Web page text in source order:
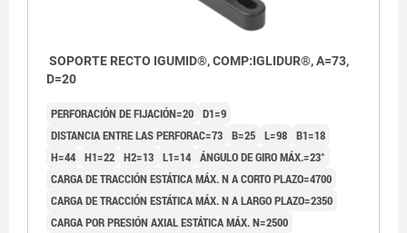
SOPORTE RECTO IGUMID®, COMP:IGLIDUR®, A=73,
D=20
PERFORACIÓN DE FIJACIÓN=20 D1=9
DISTANCIA ENTRE LAS PERFORAC=73 B=25 L=98 B1=18
H=44 H1=22 H2=13 L1=14 ÁNGULO DE GIRO MÁX.=23°
CARGA DE TRACCIÓN ESTÁTICA MÁX. N A CORTO PLAZO=4700
CARGA DE TRACCIÓN ESTÁTICA MÁX. N A LARGO PLAZO=2350
CARGA POR PRESIÓN AXIAL ESTÁTICA MÁX. N=2500